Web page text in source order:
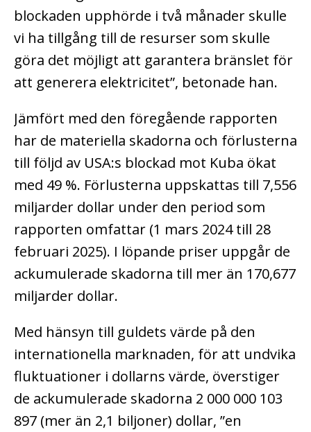
blockaden upphörde i två månader skulle
vi ha tillgång till de resurser som skulle
göra det möjligt att garantera bränslet för
att generera elektricitet”, betonade han.
Jämfört med den föregående rapporten
har de materiella skadorna och förlusterna
till följd av USA:s blockad mot Kuba ökat
med 49 %. Förlusterna uppskattas till 7,556
miljarder dollar under den period som
rapporten omfattar (1 mars 2024 till 28
februari 2025). I löpande priser uppgår de
ackumulerade skadorna till mer än 170,677
miljarder dollar.
Med hänsyn till guldets värde på den
internationella marknaden, för att undvika
fluktuationer i dollarns värde, överstiger
de ackumulerade skadorna 2 000 000 103
897 (mer än 2,1 biljoner) dollar, ”en